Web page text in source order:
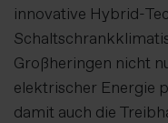
innovative Hybrid-
Großheringen nicht
elektrischer Energie
damit auch die